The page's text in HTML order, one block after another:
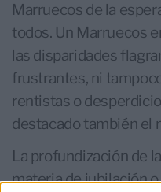
Marruecos de la
todos. Un Marruecos
las disparidades
frustrantes, ni
rentistas o
destacado también el
La profundización de
materia de jubilación